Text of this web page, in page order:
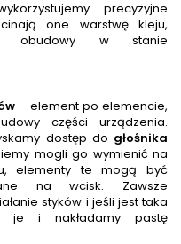
precyzyjne
one warstwę kleju,
obudowy w stanie
– element po elemencie,
części urządzenia.
dostęp do głośnika
mogli go wymienić na
elementy te mogą być
na wcisk. Zawsze
styków i jeśli jest taka
je i nakładamy pastę